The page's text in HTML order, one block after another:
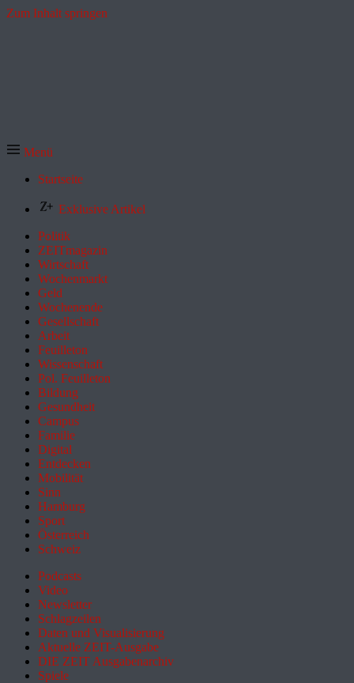
Zum Inhalt springen
Menü
Startseite
Exklusive Artikel
Politik
ZEITmagazin
Wirtschaft
Wochenmarkt
Geld
Wochenende
Gesellschaft
Arbeit
Feuilleton
Wissenschaft
Pol. Feuilleton
Bildung
Gesundheit
Campus
Familie
Digital
Entdecken
Mobilität
Sinn
Hamburg
Sport
Österreich
Schweiz
Podcasts
Video
Newsletter
Schlagzeilen
Daten und Visualisierung
Aktuelle ZEIT-Ausgabe
DIE ZEIT Ausgabenarchiv
Spiele